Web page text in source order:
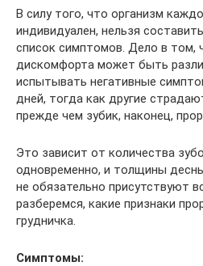
В силу того, что организм
индивидуален, нельзя
список симптомов. Дело в том,
дискомфорта может быть
испытывать негативные
дней, тогда как другие
прежде чем зубик, наконец,
Это зависит от количества
одновременно, и толщины
не обязательно присутствуют
разберемся, какие признаки
грудничка.
Симптомы: